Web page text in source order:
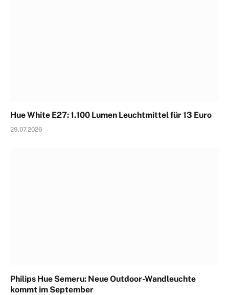
Hue White E27: 1.100 Lumen Leuchtmittel für 13 Euro
29.07.2026
Philips Hue Semeru: Neue Outdoor-Wandleuchte
kommt im September